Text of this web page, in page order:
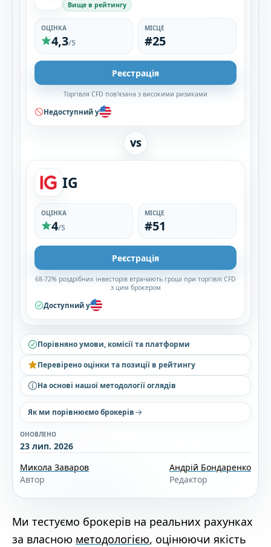
Вище в рейтингу
ОЦІНКА
4,3/5
МІСЦЕ
#25
Реєстрація
Торгівля CFD пов'язана з високими ризиками
Недоступний у
VS
IG
ОЦІНКА
4/5
МІСЦЕ
#51
Реєстрація
68-72% роздрібних інвесторів втрачають гроші при торгівлі CFD
з цим брокером
Доступний у
Порівняно умови, комісії та платформи
Перевірено оцінки та позиції в рейтингу
На основі нашої методології оглядів
Як ми порівнюємо брокерів
ОНОВЛЕНО
23 лип. 2026
Микола Заваров
Автор
Андрій Бондаренко
Редактор
Ми тестуємо брокерів на реальних рахунках
за власною методологією, оцінюючи якість